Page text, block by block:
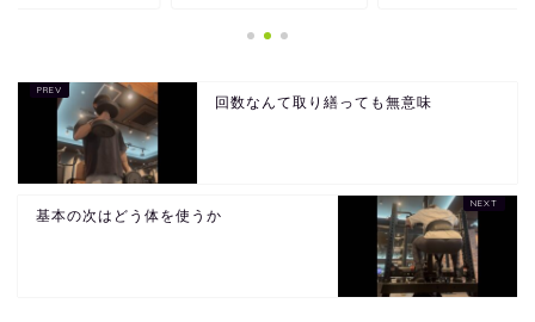
回数なんて取り繕っても無意味
基本の次はどう体を使うか